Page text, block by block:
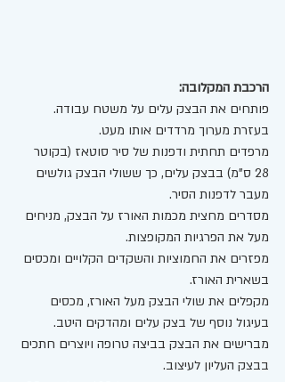
הרכבת המקלובה:
פותחים את הבצק עלים על משטח עבודה.
בעזרת מערוך מרדדים אותו מעט.
מרפדים תחתית ודפנות של סיר סוטאז (בקוטר
28 ס"מ) בבצק עלים, כך ששולי הבצק גולשים
מעבר לדפנות הסיר.
מסדרים מחצית מכמות האורז על הבצק, מניחים
מעל את הפרגיות המקופצות.
מפזרים את החמוציות והשקדים הקלויים ומכסים
בשארית האורז.
מקפלים את שולי הבצק מעל האורז, מכסים
בעיגול נוסף של בצק עלים ומהדקים היטב.
מברישים את הבצק בביצה טרופה ויוצרים חתכים
בבצק העליון לעיצוב.